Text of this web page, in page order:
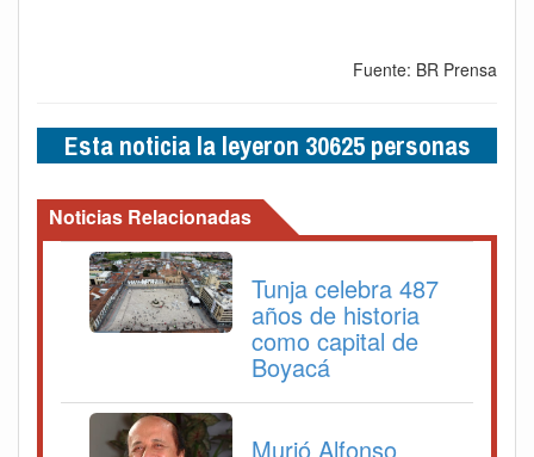
Fuente: BR Prensa
Esta noticia la leyeron 30625 personas
Noticias Relacionadas
Tunja celebra 487
años de historia
como capital de
Boyacá
Murió Alfonso